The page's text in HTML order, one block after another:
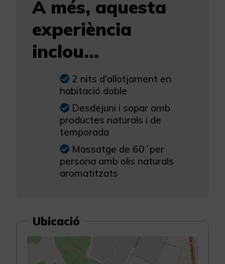
A més, aquesta
experiència
inclou...
2 nits d'allotjament en
habitació doble
Desdejuni i sopar amb
productes naturals i de
temporada
Massatge de 60´per
persona amb olis naturals
aromatitzats
Ubicació